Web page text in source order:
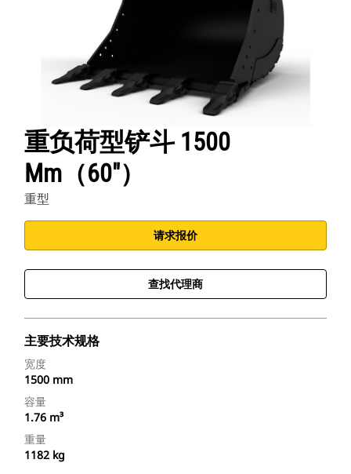
重负荷型铲斗 1500
Mm（60"）
重型
请求报价
查找代理商
主要技术规格
宽度
1500 mm
容量
1.76 m³
重量
1182 kg